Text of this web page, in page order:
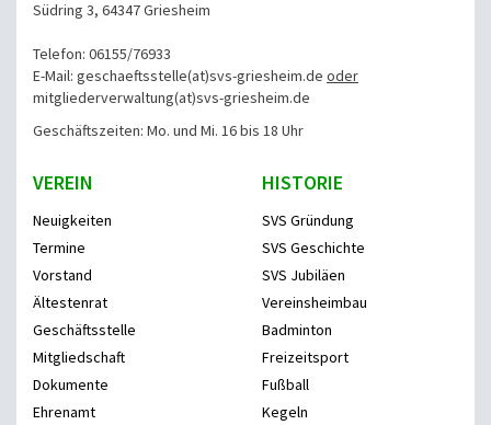
Südring 3, 64347 Griesheim
Telefon: 06155/76933
E-Mail: geschaeftsstelle(at)svs-griesheim.de oder
mitgliederverwaltung(at)svs-griesheim.de
Geschäftszeiten: Mo. und Mi. 16 bis 18 Uhr
VEREIN
Neuigkeiten
Termine
Vorstand
Ältestenrat
Geschäftsstelle
Mitgliedschaft
Dokumente
Ehrenamt
HISTORIE
SVS Gründung
SVS Geschichte
SVS Jubiläen
Vereinsheimbau
Badminton
Freizeitsport
Fußball
Kegeln